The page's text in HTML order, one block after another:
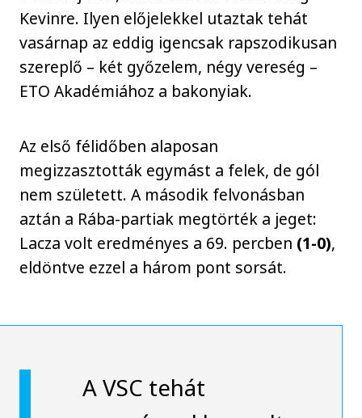
Kevinre. Ilyen előjelekkel utaztak tehát
vasárnap az eddig igencsak rapszodikusan
szereplő – két győzelem, négy vereség –
ETO Akadémiához a bakonyiak.
Az első félidőben alaposan
megizzasztották egymást a felek, de gól
nem született. A második felvonásban
aztán a Rába-partiak megtörték a jeget:
Lacza volt eredményes a 69. percben (1-0),
eldöntve ezzel a három pont sorsát.
A VSC tehát